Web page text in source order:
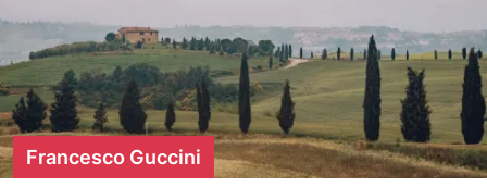
Francesco Guccini